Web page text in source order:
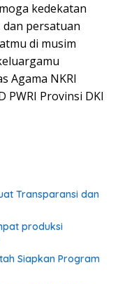
kedekatan
persatuan
di musim
Agama NKRI
PWRI Provinsi DKI
Transparansi dan
produksi
Siapkan Program